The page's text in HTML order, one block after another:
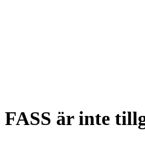
FASS är inte